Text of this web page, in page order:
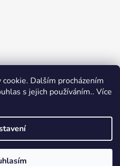
Dalším procházením
s jejich používáním.. Více
Shoptet